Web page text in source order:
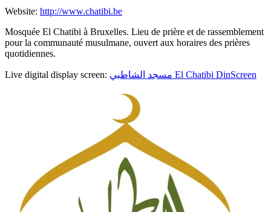
Website: http://www.chatibi.be
Mosquée El Chatibi à Bruxelles. Lieu de prière et de rassemblement
pour la communauté musulmane, ouvert aux horaires des prières
quotidiennes.
Live digital display screen: مسجد الشاطبي El Chatibi DinScreen